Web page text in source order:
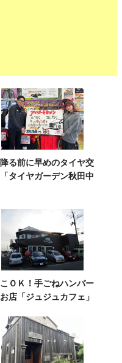
る前に早めのタイヤ交
タイヤガーデン秋田中
ＯＫ！手ごねハンバー
店「ジュジュカフェ」